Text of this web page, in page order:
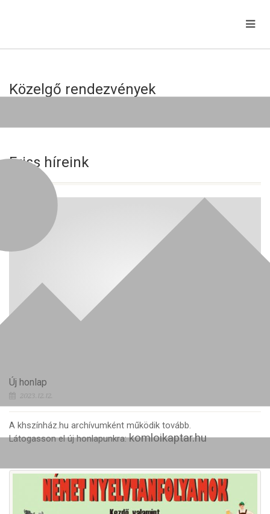
Közelgő rendezvények
Friss híreink
Új honlap
2023.12.12.
A khszínház.hu archívumként működik tovább.
Látogasson el új honlapunkra:komloikaptar.hu